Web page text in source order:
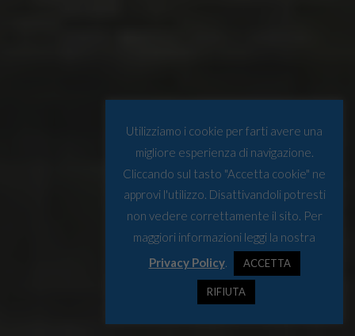
Utilizziamo i cookie per farti avere una
migliore esperienza di navigazione.
Cliccando sul tasto "Accetta cookie" ne
approvi l'utilizzo. Disattivandoli potresti
non vedere correttamente il sito. Per
maggiori informazioni leggi la nostra
Privacy Policy. ACCETTA
RIFIUTA